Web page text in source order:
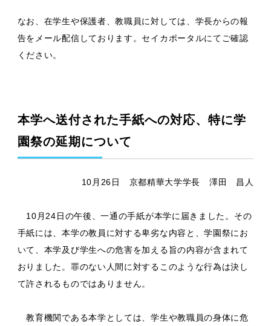
なお、在学生や保護者、教職員に対しては、学長からの報
告をメール配信しております。セイカポータルにてご確認
ください。
本学へ送付された手紙への対応、特に学
園祭の延期について
10月26日 京都精華大学学長 澤田 昌人
10月24日の午後、一通の手紙が本学に届きました。その
手紙には、本学の教員に対する卑劣な内容と、学園祭にお
いて、本学及び学生への危害を加える旨の内容が含まれて
おりました。罪のない人間に対するこのような行為は決し
て許されるものではありません。
教育機関である本学としては、学生や教職員の身体に危